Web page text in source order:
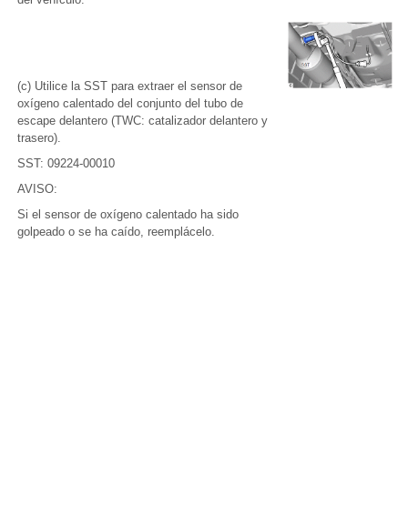
(c) Utilice la SST para extraer el sensor de
oxígeno calentado del conjunto del tubo de
escape delantero (TWC: catalizador delantero y
trasero).
SST: 09224-00010
AVISO:
Si el sensor de oxígeno calentado ha sido
golpeado o se ha caído, reemplácelo.